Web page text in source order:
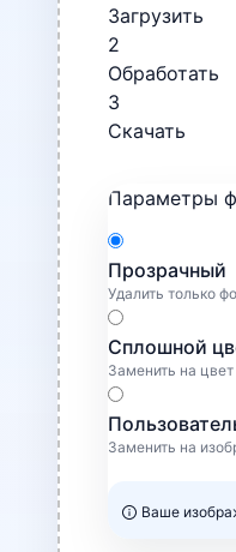
Загрузить
2
Обработать
3
Скачать
Параметры
Прозрачный
Удалить только
Сплошной
Заменить на цвет
Заменить на
Ваше